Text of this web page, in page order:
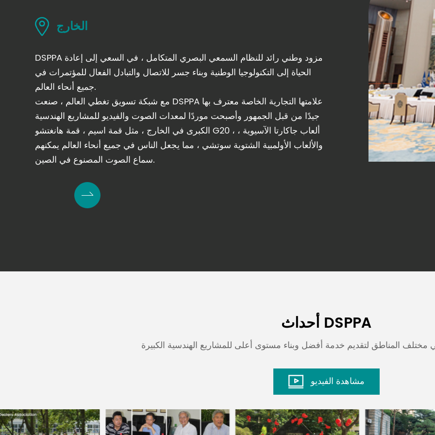
الخارج
DSPPA مزود وطني رائد للنظام السمعي البصري المتكامل ، في السعي إلى إعادة
الحياة إلى التكنولوجيا الوطنية وبناء جسر للاتصال والتبادل الفعال للمؤتمرات في
جميع أنحاء العالم.
مع شبكة تسويق تغطي العالم ، صنعت DSPPA علامتها التجارية الخاصة معترف بها
جيدًا من قبل الجمهور وأصبحت موردًا لمعدات الصوت والفيديو للمشاريع الهندسية
الكبرى في الخارج ، مثل قمة اسيم ، قمة هانغتشو G20 ، ألعاب جاكارتا الآسيوية ،
والألعاب الأولمبية الشتوية سوتشي ، مما يجعل الناس في جميع أنحاء العالم يمكنهم
سماع الصوت المصنوع في الصين.
أحداث DSPPA
مشاهدة الفيديو